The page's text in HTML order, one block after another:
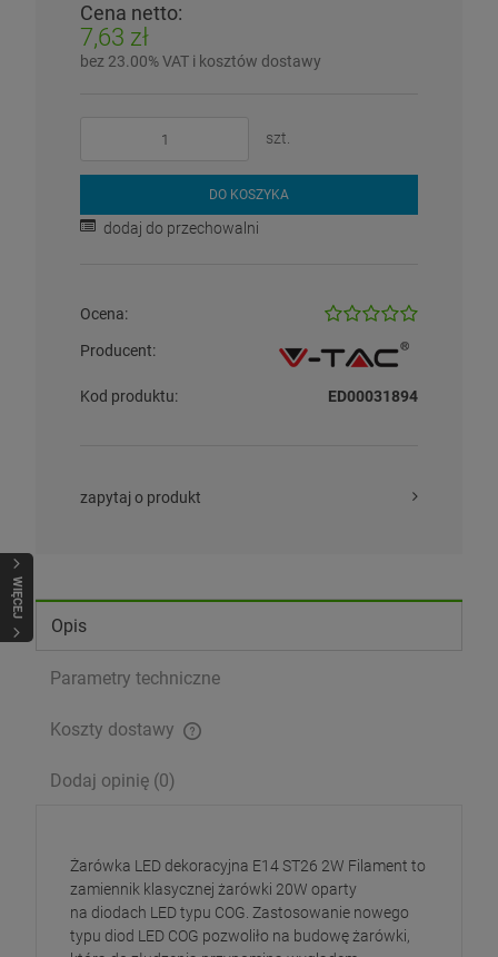
WIĘCEJ
Cena netto:
7,63 zł
bez 23.00% VAT i kosztów dostawy
szt.
DO KOSZYKA
dodaj do przechowalni
Ocena:
Producent:
Kod produktu: ED00031894
zapytaj o produkt
Opis
Parametry techniczne
Koszty dostawy
Dodaj opinię (0)
Żarówka LED dekoracyjna E14 ST26 2W Filament to
zamiennik klasycznej żarówki 20W oparty
na diodach LED typu COG. Zastosowanie nowego
typu diod LED COG pozwoliło na budowę żarówki,